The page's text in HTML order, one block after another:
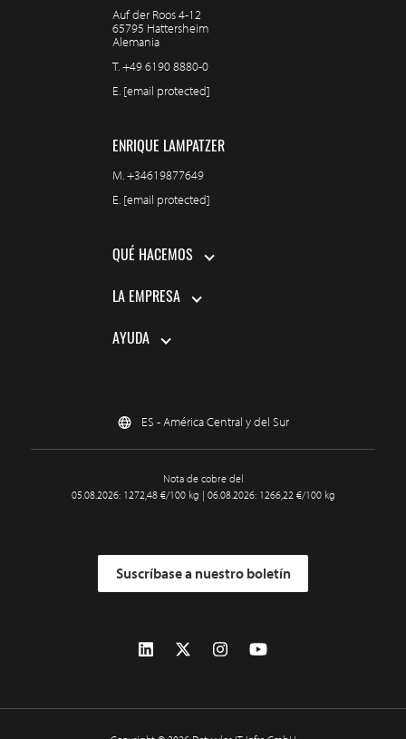
Auf der Roos 4-12
65795 Hattersheim
Alemania
T.+49 6190 8880-0
E. [email protected]
ENRIQUE LAMPATZER
M.+34619877649
E. [email protected]
QUÉ HACEMOS
LA EMPRESA
AYUDA
ES - América Central y del Sur
Nota de cobre del
05.08.2026: 1272,48 €/100 kg | 06.08.2026: 1266,22 €/100 kg
Suscríbase a nuestro boletín